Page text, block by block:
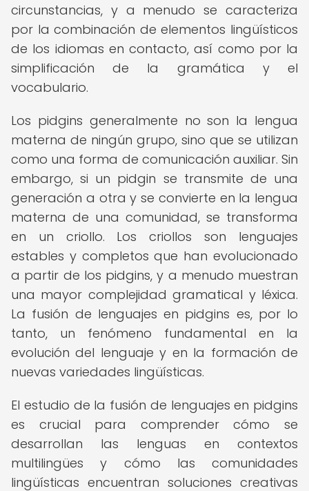
circunstancias, y a menudo se caracteriza
por la combinación de elementos lingüísticos
de los idiomas en contacto, así como por la
simplificación de la gramática y el
vocabulario.
Los pidgins generalmente no son la lengua
materna de ningún grupo, sino que se utilizan
como una forma de comunicación auxiliar. Sin
embargo, si un pidgin se transmite de una
generación a otra y se convierte en la lengua
materna de una comunidad, se transforma
en un criollo. Los criollos son lenguajes
estables y completos que han evolucionado
a partir de los pidgins, y a menudo muestran
una mayor complejidad gramatical y léxica.
La fusión de lenguajes en pidgins es, por lo
tanto, un fenómeno fundamental en la
evolución del lenguaje y en la formación de
nuevas variedades lingüísticas.
El estudio de la fusión de lenguajes en pidgins
es crucial para comprender cómo se
desarrollan las lenguas en contextos
multilingües y cómo las comunidades
lingüísticas encuentran soluciones creativas